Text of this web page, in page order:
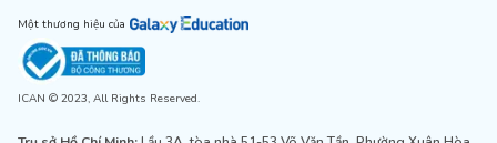
Một thương hiệu của
ICAN © 2023, All Rights Reserved.